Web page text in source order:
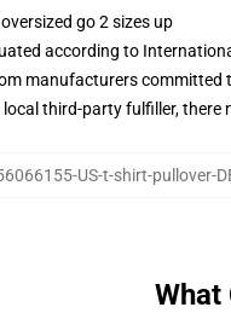
go 2 sizes up
according to
manufacturers
third-party fulfiller,
US-t-shirt-pullover-
What